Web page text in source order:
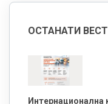
ОСТАНАТИ
Интернационална